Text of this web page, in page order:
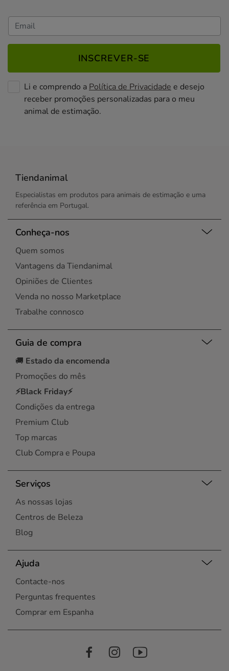
INSCREVER-SE
Li e comprendo a Política de Privacidade e desejo
receber promoções personalizadas para o meu
animal de estimação.
Tiendanimal
Especialistas em produtos para animais de estimação e uma
referência em Portugal.
Conheça-nos
Quem somos
Vantagens da Tiendanimal
Opiniões de Clientes
Venda no nosso Marketplace
Trabalhe connosco
Guia de compra
🚚 Estado da encomenda
Promoções do mês
⚡Black Friday⚡
Condições da entrega
Premium Club
Top marcas
Club Compra e Poupa
Serviços
As nossas lojas
Centros de Beleza
Blog
Ajuda
Contacte-nos
Perguntas frequentes
Comprar em Espanha